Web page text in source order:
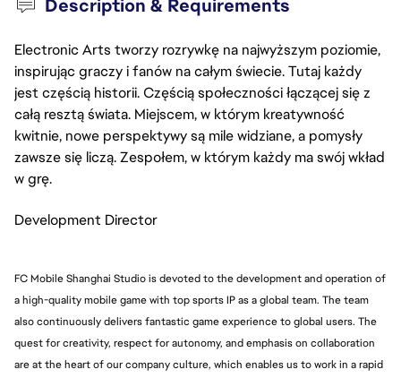
Description & Requirements
Electronic Arts tworzy rozrywkę na najwyższym poziomie,
inspirując graczy i fanów na całym świecie. Tutaj każdy
jest częścią historii. Częścią społeczności łączącej się z
całą resztą świata. Miejscem, w którym kreatywność
kwitnie, nowe perspektywy są mile widziane, a pomysły
zawsze się liczą. Zespołem, w którym każdy ma swój wkład
w grę.
Development Director
FC Mobile Shanghai Studio is devoted to the development and operation of
a high-quality mobile game with top sports IP as a global team. The team
also continuously delivers fantastic game experience to global users. The
quest for creativity, respect for autonomy, and emphasis on collaboration
are at the heart of our company culture, which enables us to work in a rapid